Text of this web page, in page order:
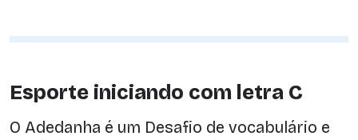
Esporte iniciando com letra C
O Adedanha é um Desafio de vocabulário e